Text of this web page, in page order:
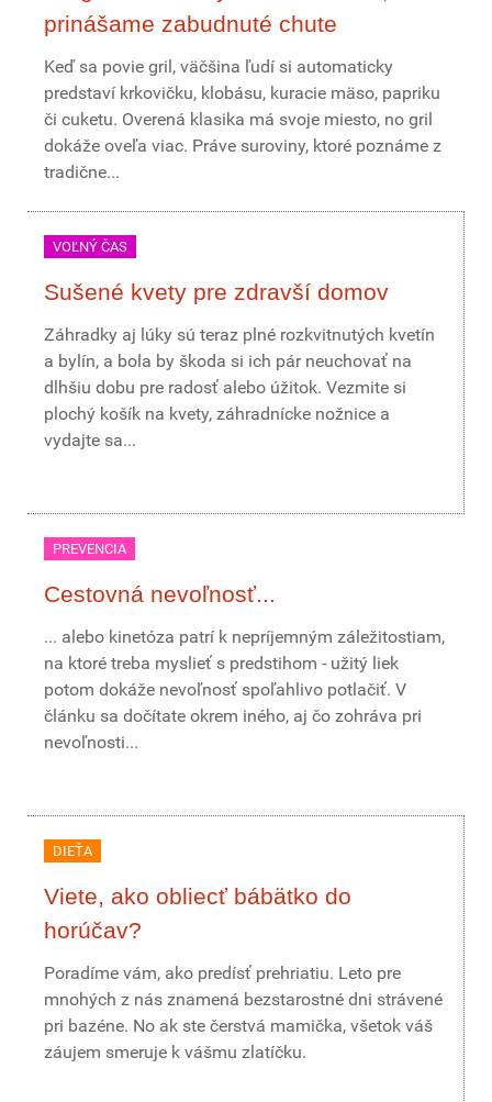
prinášame zabudnuté chute
Keď sa povie gril, väčšina ľudí si automaticky
predstaví krkovičku, klobásu, kuracie mäso, papriku
či cuketu. Overená klasika má svoje miesto, no gril
dokáže oveľa viac. Práve suroviny, ktoré poznáme z
tradične...
VOĽNÝ ČAS
Sušené kvety pre zdravší domov
Záhradky aj lúky sú teraz plné rozkvitnutých kvetín
a bylín, a bola by škoda si ich pár neuchovať na
dlhšiu dobu pre radosť alebo úžitok. Vezmite si
plochý košík na kvety, záhradnícke nožnice a
vydajte sa...
PREVENCIA
Cestovná nevoľnosť...
... alebo kinetóza patrí k nepríjemným záležitostiam,
na ktoré treba myslieť s predstihom - užitý liek
potom dokáže nevoľnosť spoľahlivo potlačiť. V
článku sa dočítate okrem iného, aj čo zohráva pri
nevoľnosti...
DIEŤA
Viete, ako obliecť bábätko do
horúčav?
Poradíme vám, ako predísť prehriatiu. Leto pre
mnohých z nás znamená bezstarostné dni strávené
pri bazéne. No ak ste čerstvá mamička, všetok váš
záujem smeruje k vášmu zlatíčku.